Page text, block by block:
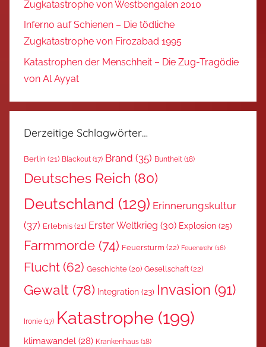
Zugkatastrophe von Westbengalen 2010
Inferno auf Schienen – Die tödliche
Zugkatastrophe von Firozabad 1995
Katastrophen der Menschheit – Die Zug-Tragödie
von Al Ayyat
Derzeitige Schlagwörter…
Berlin (21) Blackout (17) Brand (35) Buntheit (18)
Deutsches Reich (80)
Deutschland (129) Erinnerungskultur
(37) Erlebnis (21) Erster Weltkrieg (30) Explosion (25)
Farmmorde (74) Feuersturm (22) Feuerwehr (16)
Flucht (62) Geschichte (20) Gesellschaft(22)
Gewalt (78) Integration (23) Invasion (91)
Ironie (17) Katastrophe (199)
klimawandel (28) Krankenhaus (18)